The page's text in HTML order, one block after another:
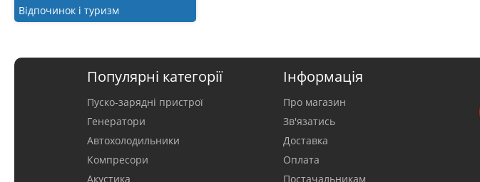
Відпочинок і туризм
Популярні категорії
Пуско-зарядні пристрої
Генератори
Автохолодильники
Компресори
Акустика
Інформація
Про магазин
Зв'язатись
Доставка
Оплата
Постачальникам